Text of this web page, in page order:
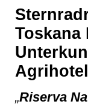
Toskana
„Riserva